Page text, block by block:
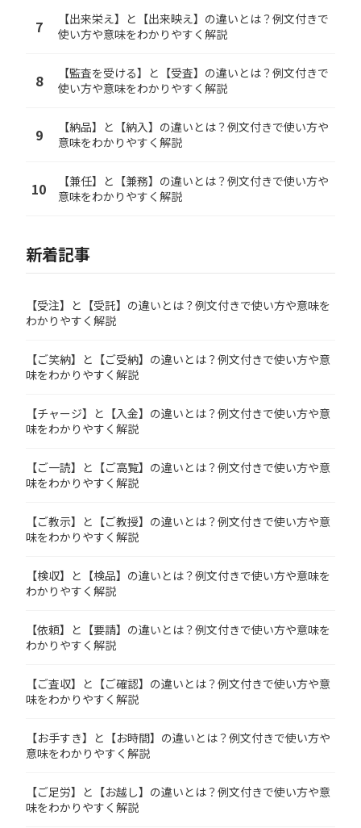
7
【出来栄え】と【出来映え】の違いとは？例文付きで
使い方や意味をわかりやすく解説
8
【監査を受ける】と【受査】の違いとは？例文付きで
使い方や意味をわかりやすく解説
9
【納品】と【納入】の違いとは？例文付きで使い方や
意味をわかりやすく解説
10
【兼任】と【兼務】の違いとは？例文付きで使い方や
意味をわかりやすく解説
新着記事
【受注】と【受託】の違いとは？例文付きで使い方や意味を
わかりやすく解説
【ご笑納】と【ご受納】の違いとは？例文付きで使い方や意
味をわかりやすく解説
【チャージ】と【入金】の違いとは？例文付きで使い方や意
味をわかりやすく解説
【ご一読】と【ご高覧】の違いとは？例文付きで使い方や意
味をわかりやすく解説
【ご教示】と【ご教授】の違いとは？例文付きで使い方や意
味をわかりやすく解説
【検収】と【検品】の違いとは？例文付きで使い方や意味を
わかりやすく解説
【依頼】と【要請】の違いとは？例文付きで使い方や意味を
わかりやすく解説
【ご査収】と【ご確認】の違いとは？例文付きで使い方や意
味をわかりやすく解説
【お手すき】と【お時間】の違いとは？例文付きで使い方や
意味をわかりやすく解説
【ご足労】と【お越し】の違いとは？例文付きで使い方や意
味をわかりやすく解説